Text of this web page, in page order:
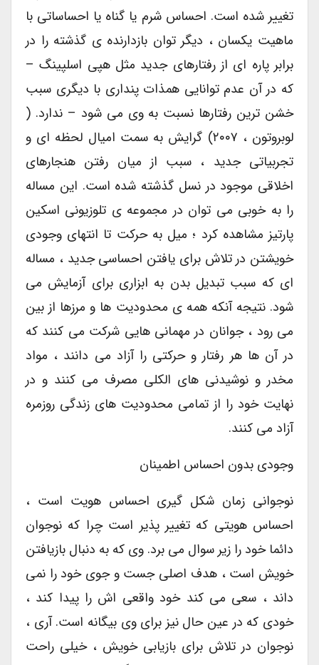
تغییر شده است. احساس شرم یا گناه یا احساساتی با
ماهیت یکسان ، دیگر توان بازدارنده ی گذشته را در
برابر پاره ای از رفتارهای جدید مثل هپی اسلپینگ –
که در آن عدم توانایی همذات پنداری با دیگری سبب
خشن ترین رفتارها نسبت به وی می شود – ندارد. (
لوبروتون ، ۲۰۰۷) گرایش به سمت امیال لحظه ای و
تجربیاتی جدید ، سبب از میان رفتن هنجارهای
اخلاقی موجود در نسل گذشته شده است. این مساله
را به خوبی می توان در مجموعه ی تلوزیونی اسکین
پارتیز مشاهده کرد ؛ میل به حرکت تا انتهای وجودی
خویشتن در تلاش برای یافتن احساسی جدید ، مساله
ای که سبب تبدیل بدن به ابزاری برای آزمایش می
شود. نتیجه آنکه همه ی محدودیت ها و مرزها از بین
می رود ، جوانان در مهمانی هایی شرکت می کنند که
در آن ها هر رفتار و حرکتی را آزاد می دانند ، مواد
مخدر و نوشیدنی های الکلی مصرف می کنند و در
نهایت خود را از تمامی محدودیت های زندگی روزمره
آزاد می کنند.
وجودی بدون احساس اطمینان
نوجوانی زمان شکل گیری احساس هویت است ،
احساس هویتی که تغییر پذیر است چرا که نوجوان
دائما خود را زیر سوال می برد. وی که به دنبال بازیافتن
خویش است ، هدف اصلی جست و جوی خود را نمی
داند ، سعی می کند خود واقعی اش را پیدا کند ،
خودی که در عین حال نیز برای وی بیگانه است. آری ،
نوجوان در تلاش برای بازیابی خویش ، خیلی راحت